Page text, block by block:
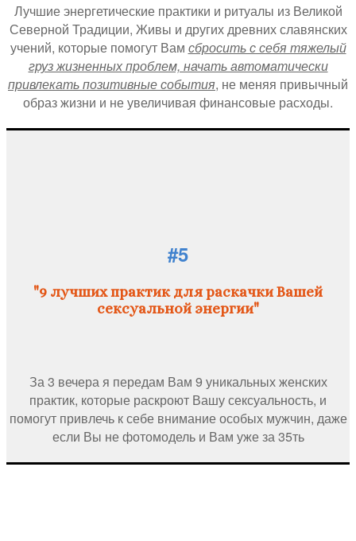
Лучшие энергетические практики и ритуалы из Великой
Северной Традиции, Живы и других древних славянских
учений, которые помогут Вам сбросить с себя тяжелый
груз жизненных проблем, начать автоматически
привлекать позитивные события, не меняя привычный
образ жизни и не увеличивая финансовые расходы.
#5
"9 лучших практик для раскачки Вашей
сексуальной энергии"
За 3 вечера я передам Вам 9 уникальных женских
практик, которые раскроют Вашу сексуальность, и
помогут привлечь к себе внимание особых мужчин, даже
если Вы не фотомодель и Вам уже за 35ть